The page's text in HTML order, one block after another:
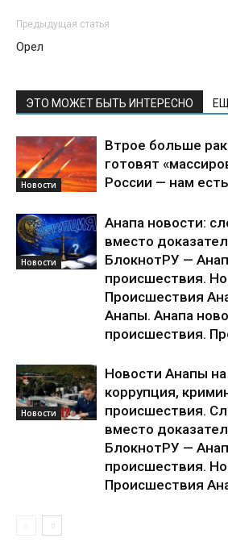
Предыдущая статья
Орел
ЭТО МОЖЕТ БЫТЬ ИНТЕРЕСНО
Новости
Втрое больше
готовят
России — нам
Новости
Анапа новости:
вместо
БлокнотРУ —
происшествия.
Происшествия
Анапы. Анапа
происшествия.
Новости
Новости Анапы
коррупция,
происшествия.
вместо
БлокнотРУ —
происшествия.
Происшествия